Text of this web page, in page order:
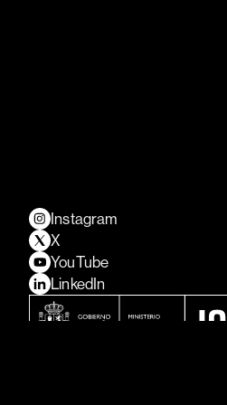
Instagram
X
YouTube
LinkedIn